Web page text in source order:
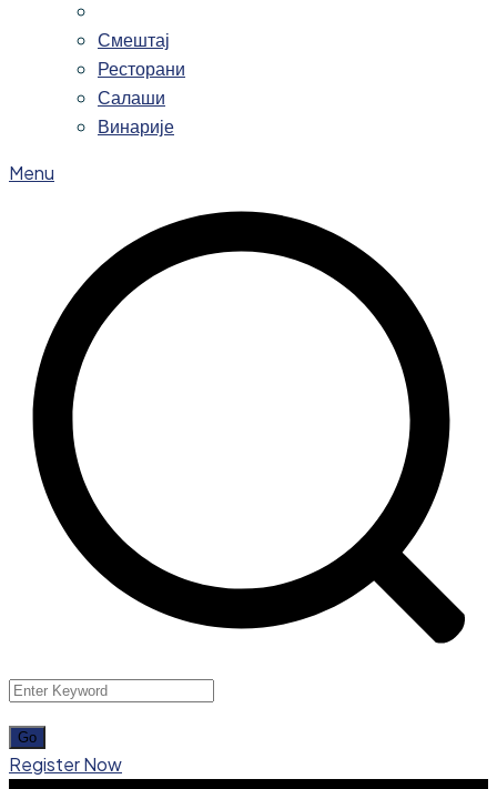
Смештај
Ресторани
Салаши
Винарије
Menu
Register Now